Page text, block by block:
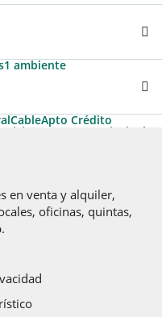
1 ambiente
CableApto Crédito
Ascensores principales
en venta y alquiler,
oficinas, quintas,